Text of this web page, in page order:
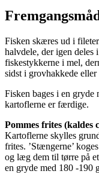
Fisken skæres ud i
halvdele, der igen deles
fiskestykkerne i mel,
sidst i grovhakkede
Fisken bages i en gryde
kartoflerne er færdige.
Pommes frites (kaldes
Kartoflerne skylles
frites. ’Stængerne’
og læg dem til tørre på
en gryde med 180 -190